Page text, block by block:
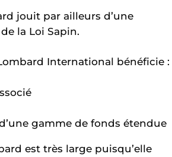
jouit par ailleurs d’une
la Loi Sapin.
International bénéficie :
gamme de fonds étendue
est très large puisqu’elle